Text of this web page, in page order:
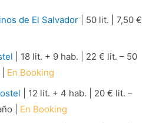
de El Salvador| 50 lit. | 7,50 €
| 18 lit. + 9 hab. | 22 € lit. – 50
En Booking
| 12 lit. + 4 hab. | 20 € lit. –
| En Booking